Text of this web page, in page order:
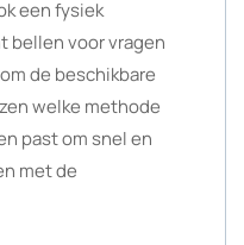
een fysiek
bellen voor vragen
de beschikbare
welke methode
past om snel en
met de